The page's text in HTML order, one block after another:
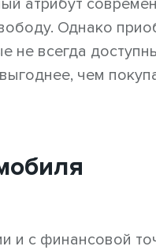
Однако
не всегда
чем
и с финансовой